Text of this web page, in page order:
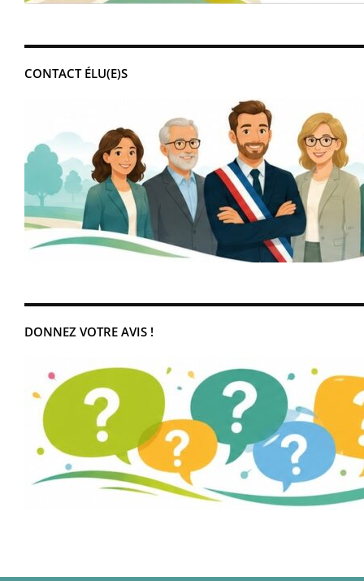
CONTACT ÉLU(E)S
DONNEZ VOTRE AVIS !